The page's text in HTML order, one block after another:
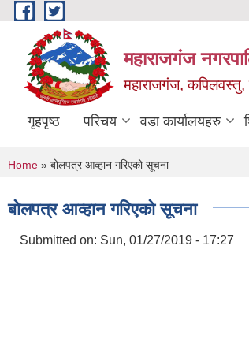
Skip to main content
महाराजगंज
महाराजगंज, कपिलवस्तु,
गृहपृष्ठ परिचय वडा कार्यालयहरु
You are here
Home » बोलपत्र आव्हान गरिएको सूचना
बोलपत्र आव्हान गरिएको सूचना
Submitted on: Sun, 01/27/2019 - 17:27